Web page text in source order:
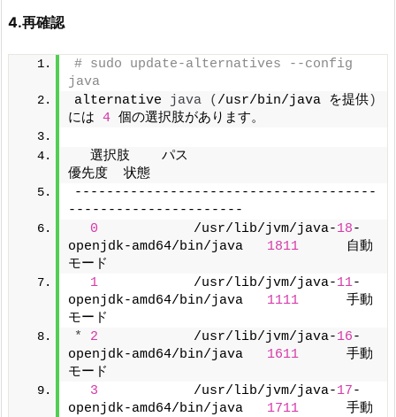
4.再確認
# sudo update-alternatives --config
java
alternative java ( /usr/bin/java を提供)
には 4 個の選択肢があります。
  選択肢    パス
優先度  状態
--------------------------------------
----------------------
0
            /usr/lib/jvm/java-
18-
openjdk-amd64/bin/java 1811
      自動
モード
1
            /usr/lib/jvm/java-
11-
openjdk-amd64/bin/java 1111
      手動
モード
*
2
            /usr/lib/jvm/java-
16-
openjdk-amd64/bin/java 1611
      手動
モード
3
            /usr/lib/jvm/java-
17-
openjdk-amd64/bin/java 1711
      手動